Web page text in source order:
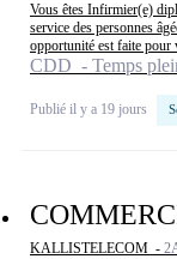
Vous êtes Infirmier(e)
service des personnes
opportunité est faite pour
CDD - Temps
Publié il y a 19 jours
KALLISTELECOM -